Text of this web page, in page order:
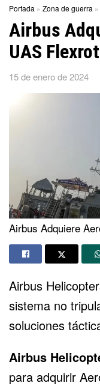
Portada » Zona de guerra »
Airbus
UAS
15 de enero de 2024
Airbus Adquiere
Airbus
sistema no
soluciones
Airbus
para adquirir